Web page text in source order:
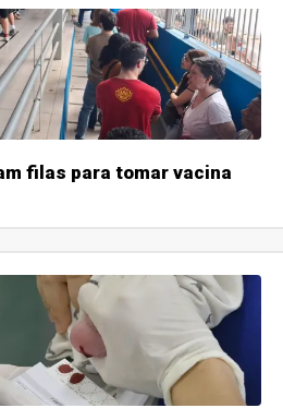
filas para tomar vacina